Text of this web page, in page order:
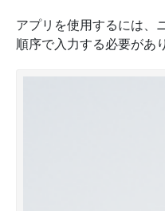
アプリを使用するには、
順序で入力する必要があ